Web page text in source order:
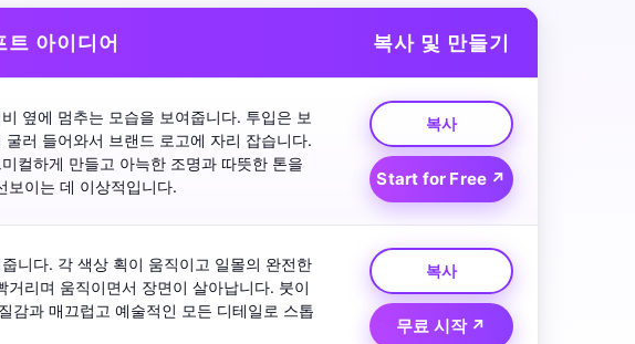
트 아이디어 복사 및 만들기
옆에 멈추는 모습을 보여줍니다. 투입은 보
러 들어와서 브랜드 로고에 자리 잡습니다.
컬하게 만들고 아늑한 조명과 따뜻한 톤을
보이는 데 이상적입니다.
복사
Start for Free ↗
니다. 각 색상 획이 움직이고 일몰의 완전한
리며 움직이면서 장면이 살아납니다. 붓이
감과 매끄럽고 예술적인 모든 디테일로 스톱
복사
무료 시작 ↗